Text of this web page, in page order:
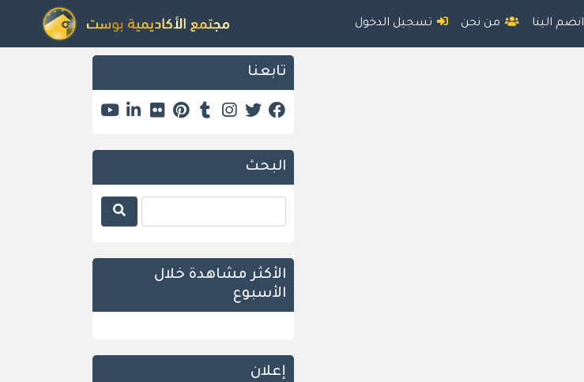
انضم الينا من نحن تسجيل الدخول
تابعنا
البحث
الأكثر مشاهدة خلال
الأسبوع
إعلان